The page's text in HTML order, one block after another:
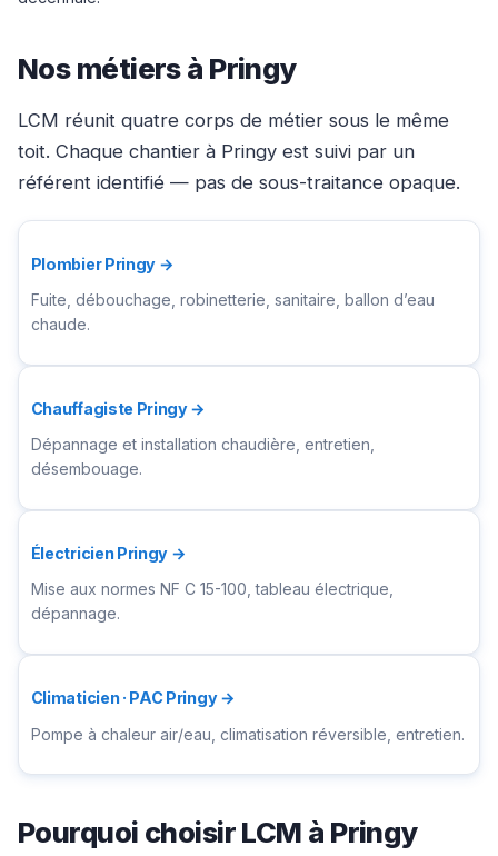
Nos métiers à Pringy
LCM réunit quatre corps de métier sous le même
toit. Chaque chantier à Pringy est suivi par un
référent identifié — pas de sous-traitance opaque.
Plombier Pringy →
Fuite, débouchage, robinetterie, sanitaire, ballon d’eau
chaude.
Chauffagiste Pringy →
Dépannage et installation chaudière, entretien,
désembouage.
Électricien Pringy →
Mise aux normes NF C 15-100, tableau électrique,
dépannage.
Climaticien · PAC Pringy →
Pompe à chaleur air/eau, climatisation réversible, entretien.
Pourquoi choisir LCM à Pringy